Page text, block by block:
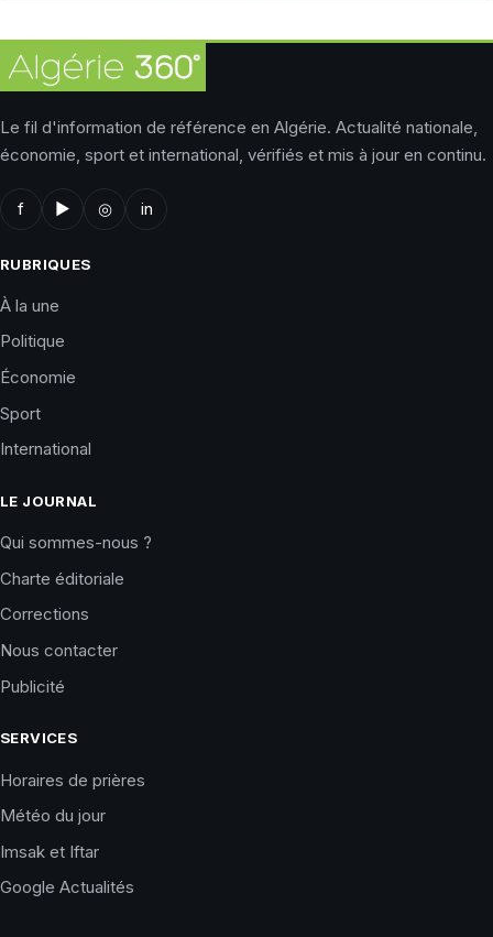
Le fil d'information de référence en Algérie. Actualité nationale,
économie, sport et international, vérifiés et mis à jour en continu.
f ▶ ◎ in
RUBRIQUES
À la une
Politique
Économie
Sport
International
LE JOURNAL
Qui sommes-nous ?
Charte éditoriale
Corrections
Nous contacter
Publicité
SERVICES
Horaires de prières
Météo du jour
Imsak et Iftar
Google Actualités